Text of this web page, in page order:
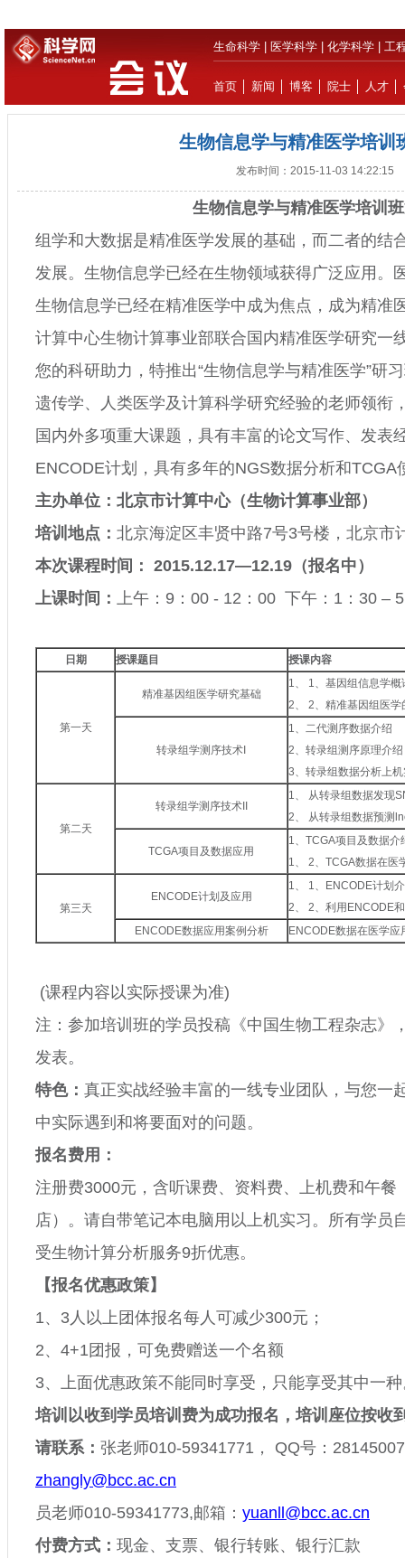
生命科学 医学科学 化学科学 工
首页 新闻 博客 院士 人才
生物信息学与精准医学培训
发布时间：2015-11-03 14:22:15
生物信息学与精准医学培训
组学和大数据是精准医学发展的基础，而二者的结
发展。生物信息学已经在生物领域获得广泛应用。
生物信息学已经在精准医学中成为焦点，成为精准
计算中心生物计算事业部联合国内精准医学研究一
您的科研助力，特推出“生物信息学与精准医学”研
遗传学、人类医学及计算科学研究经验的老师领衔
国内外多项重大课题，具有丰富的论文写作、发表
ENCODE计划，具有多年的NGS数据分析和TCGA
主办单位：北京市计算中心（生物计算事业部）
培训地点： 北京海淀区丰贤中路7号3号楼，北京市
本次课程时间： 2015.12.17—12.19 （报名中）
上课时间：
上午： 9 ： 00 - 12 ： 00 下午： 1 ： 30 – 5
日期 授课题目 授课内容
第一天
精准基因组医学研究基础
1、 1、基因组信息学概
2、 2、精准基因组医
转录组学测序技术
1、二代测序数据介绍
2、转录组测序原理介绍
3、转录组数据分析上
第二天
转录组学测序技术II
1、 从转录组数据发现
2、 从转录组数据预测
TCGA项目及数据应用
1、 TCGA项目及数据介
1、 2、 TCGA数据在医
第三天
ENCODE计划及应用
1、 1、 ENCODE计划
2、 2、利用 ENCODE和
ENCODE数据应用案例分析 ENCODE数据在医学应
(课程内容以实际授课为准)
注：参加培训班的学员投稿《中国生物工程杂志》
发表。
特色： 真正实战经验丰富的一线专业团队，与您一
中实际遇到和将要面对的问题。
报名费用：
注册费3000元，含听课费、资料费、上机费和午餐
店）。请自带笔记本电脑用以上机实习。所有学员
受生物计算分析服务9折优惠。
【报名优惠政策】
1、 3人以上团体报名每人可减少300元；
2、 4+1团报，可免费赠送一个名额
3、上面优惠政策不能同时享受，只能享受其中一
培训以收到学员培训费为成功报名，培训座位按收
请联系： 张老师010-59341771 ， QQ号：
zhangly@bcc.ac.cn
员老师010-59341773,邮箱： yuanll@bcc.ac.cn
付费方式： 现金、支票、银行转账、银行汇款